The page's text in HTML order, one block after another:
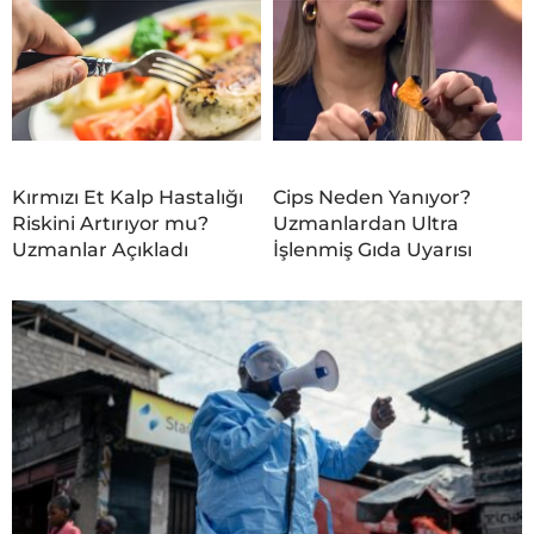
Kırmızı Et Kalp Hastalığı
Riskini Artırıyor mu?
Uzmanlar Açıkladı
Cips Neden Yanıyor?
Uzmanlardan Ultra
İşlenmiş Gıda Uyarısı